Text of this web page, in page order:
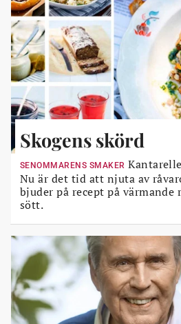
Skogens skörd
SENOMMARENS SMAKER
Nu är det tid att njuta av
bjuder på recept på
sött.